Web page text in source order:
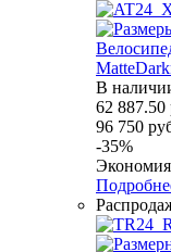
В
62 887.50
96 750
-35%
Экономия